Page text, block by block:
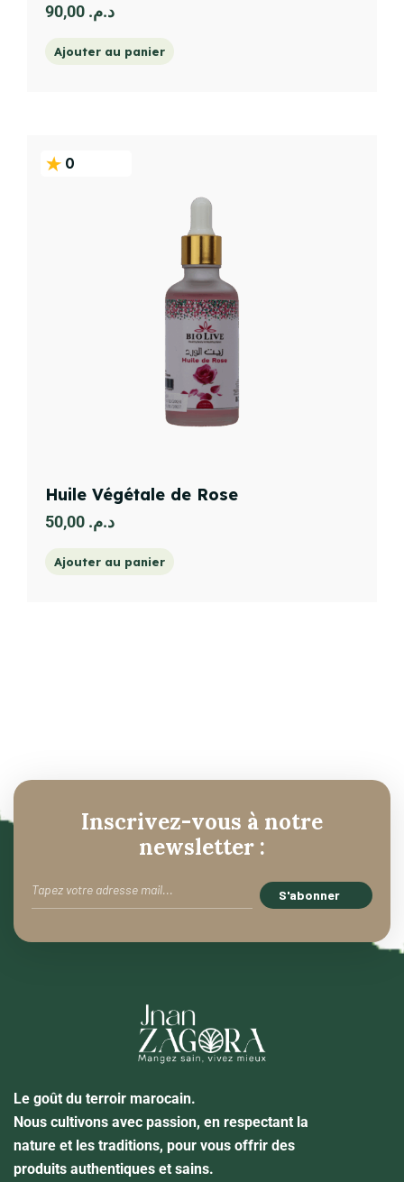
د.م.
Ajouter au panier
0
Huile Végétale de Rose
د.م.
Ajouter au panier
Inscrivez-vous à notre
newsletter :
Le goût du terroir marocain.
Nous cultivons avec passion, en respectant la
nature et les traditions, pour vous offrir des
produits authentiques et sains.